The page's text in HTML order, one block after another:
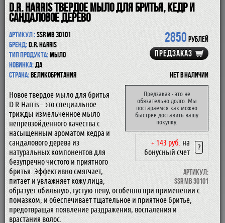
МАНИКЮРНЫЕ ИНСТРУМЕНТЫ
СКИДКА
D.R. Harris твердое мыло для бритья, кедр и
сандаловое дерево
2850 рублей
ПРЕДЗАКАЗ
Нет в наличии
Предзаказ - это не
обязательно долго. Мы
постараемся как можно
быстрее доставить вашу
покупку.
+ 143 руб.на
бонусный счет
?
Артикул:
SSR MB 30101
Артикул :SSR MB 30101
Бренд:D.R. Harris
Тип продукта:мыло
Новинка:да
Страна:Великобритания
Новое твердое мыло для бритья
D.R.Harris – это специальное
трижды измельченное мыло
непревзойденного качества с
насыщенным ароматом кедра и
сандалового дерева из
натуральных компонентов для
безупречно чистого и приятного
бритья. Эффективно смягчает,
питает и увлажняет кожу лица,
образует обильную, густую пену, особенно при применении с
помазком, и обеспечивает тщательное и приятное бритье,
предотвращая появление раздражения, воспаления и
врастания волос.